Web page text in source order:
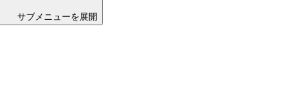
サブメニューを展開